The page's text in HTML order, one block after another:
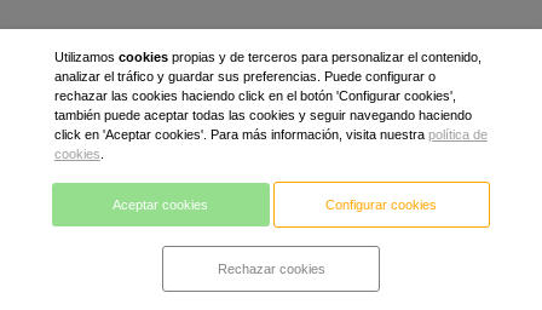
Utilizamos cookiespropias y de terceros para personalizar el contenido,
analizar el tráfico y guardar sus preferencias. Puede configurar o
rechazar las cookies haciendo click en el botón 'Configurar cookies',
también puede aceptar todas las cookies y seguir navegando haciendo
click en 'Aceptar cookies'. Para más información, visita nuestra política de
cookies
Aceptar cookies Configurar cookies
Rechazar cookies